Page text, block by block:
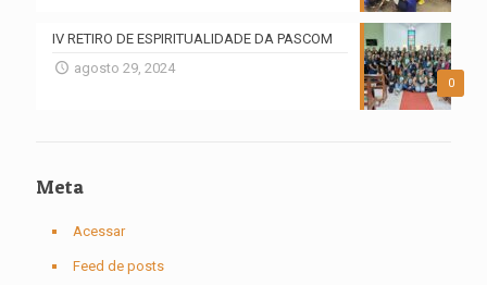
0
IV RETIRO DE ESPIRITUALIDADE DA PASCOM
agosto 29, 2024
Meta
Acessar
Feed de posts